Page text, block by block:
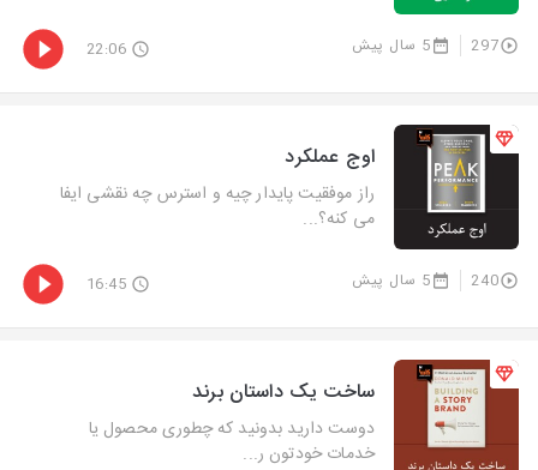
297 5 سال پیش 22:06
اوج عملکرد
راز موفقیت پایدار چیه و استرس چه نقشی ایفا
می کنه؟...
240 5 سال پیش 16:45
ساخت یک داستان برند
دوست دارید بدونید که چطوری محصول یا
خدمات خودتون ر...